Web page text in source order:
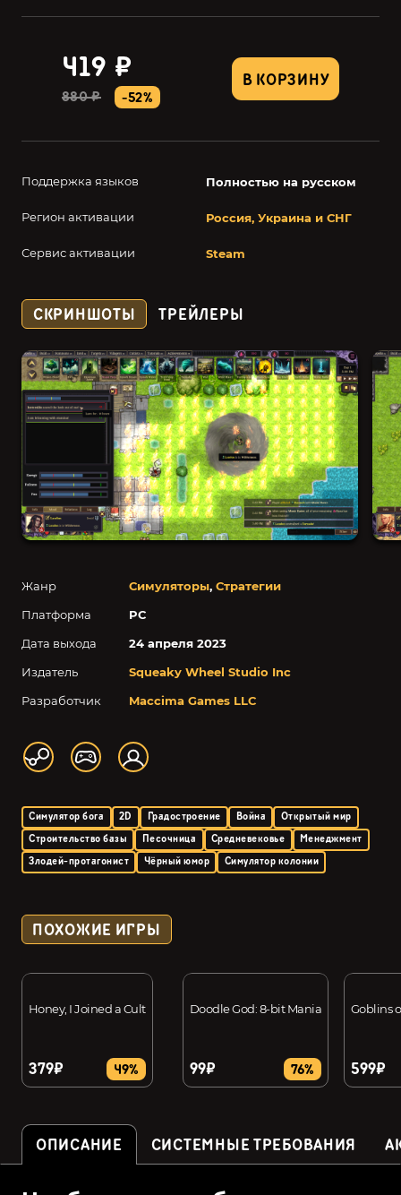
В КОРЗИНУ
419 ₽
880 ₽ -52%
Поддержка языков Полностью на русском
Регион активации Россия, Украина и СНГ
Сервис активации Steam
Жанр Симуляторы, Стратегии
Платформа
PC
Дата выхода
24 апреля 2023
Издатель
Squeaky Wheel Studio Inc
Разработчик
Maccima Games LLC
Симулятор бога 2D Градостроение Война
Открытый мир
Строительство базы
Песочница Средневековье
Менеджмент
Злодей-протагонист
Чёрный юмор Симулятор колонии
СКРИНШОТЫ ТРЕЙЛЕРЫ
ПОХОЖИЕ ИГРЫ
Honey, I Joined a Cult
379₽ 49%
Doodle God: 8-bit Mania
99₽ 76%
Goblins
599₽
ОПИСАНИЕ СИСТЕМНЫЕ ТРЕБОВАНИЯ